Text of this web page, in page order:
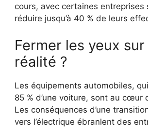
cours, avec certaines entreprises
réduire jusqu’à 40 % de leurs
Fermer les yeux sur
réalité ?
Les équipements automobiles,
85 % d’une voiture, sont au cœur
Les conséquences d’une
vers l’électrique ébranlent des